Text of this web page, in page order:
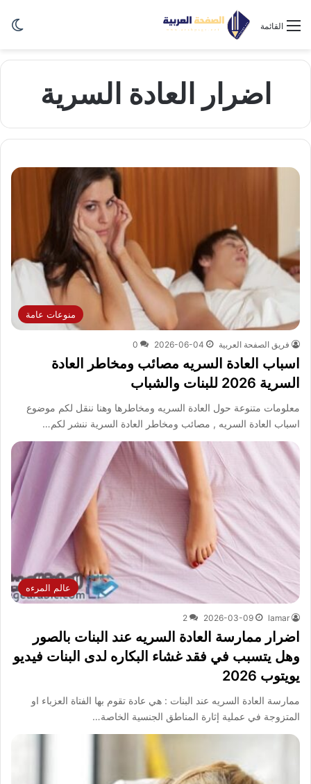
القائمة
اضرار العادة السرية
منوعات عامة
فريق الصفحة العربية 2026-06-04
0
اسباب العادة السريه مصائب ومخاطر العادة
السرية 2026 للبنات والشباب
معلومات متنوعة حول العادة السريه ومخاطرها وهنا ننقل لكم موضوع
اسباب العادة السريه , مصائب ومخاطر العادة السرية ننشر لكم…
عالم المرءه
lamar
2026-03-09
2
اضرار ممارسة العادة السريه عند البنات بالصور
وهل يتسبب في فقد غشاء البكاره لدى البنات فيديو
يويتوب 2026
ممارسة العادة السريه عند البنات : هي عادة تقوم بها الفتاة العزباء او
المتزوجة في عملية إثارة المناطق الجنسية الخاصة…